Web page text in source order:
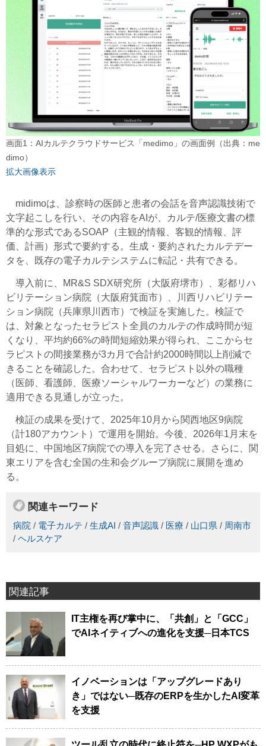
画面1：AIカルテクラウドサービス「medimo」の画面例（出典：me
dimo）
拡大画像表示
midimoは、診察時の医師と患者の会話を音声認識技術で
文字起こしを行い、その内容をAIが、カルテ/医療文書の標
準的な形式であるSOAP（主観的情報、客観的情報、評
価、計画）形式で要約する。生成・要約されたカルテデー
タを、既存の電子カルテシステムに転記・共有できる。
導入前に、MR&S SDX研究所（大阪府堺市）、彩都リハ
ビリテーション病院（大阪府箕面市）、川西リハビリテー
ション病院（兵庫県川西市）で検証を実施した。検証で
は、対象となったセラピスト全員のカルテの作成時間が短
くなり、平均約66%の時間短縮効果が得られ、ここからセ
ラピストの間接業務が3カ月で合計約2000時間以上削減で
きることを確認した。合わせて、セラピスト以外の職種
（医師、看護師、医療ソーシャルワーカーなど）の業務に
適用できる見通しが立った。
検証の成果を受けて、2025年10月から関西地区9病院
（計180アカウント）で運用を開始。今後、2026年1月末を
目処に、中国地区7病院での導入を完了させる。さらに、関
東エリアを含む全国の生和会グループ病院に展開を進め
る。
関連キーワード
病院 / 電子カルテ / 生成AI / 音声認識 / 医療 / 山口県 / 周南市
/ ヘルスケア
関連記事
IT主権を再び掌中に、「共創」と「GCC」
でAIネイティブへの進化を支援─日本TCS
イノベーションは「アップグレードあり
き」ではない─既存のERPを生かしたAI変革
を支援